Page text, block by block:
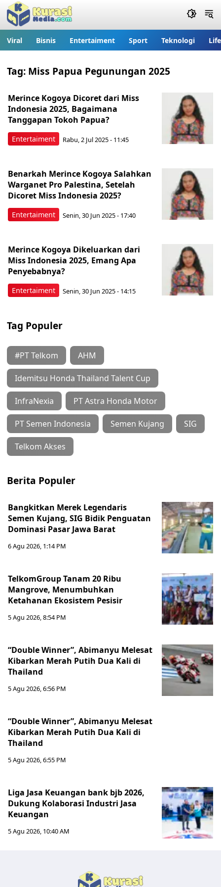
Viral Bisnis Entertaiment Sport Teknologi
Tag: Miss Papua Pegunungan 2025
Entertaiment
Merince Kogoya Dicoret dari Miss
Indonesia 2025, Bagaimana
Tanggapan Tokoh Papua?
Rabu, 2 Jul 2025 - 11:45
Entertaiment
Benarkah Merince Kogoya Salahkan
Warganet Pro Palestina, Setelah
Dicoret Miss Indonesia 2025?
Senin, 30 Jun 2025 - 17:40
Entertaiment
Merince Kogoya Dikeluarkan dari
Miss Indonesia 2025, Emang Apa
Penyebabnya?
Senin, 30 Jun 2025 - 14:15
Tag Populer
#PT Telkom AHM
Idemitsu Honda Thailand Talent Cup
InfraNexia PT Astra Honda Motor
PT Semen Indonesia Semen Kujang SIG
Telkom Akses
Berita Populer
Bangkitkan Merek Legendaris
Semen Kujang, SIG Bidik Penguatan
Dominasi Pasar Jawa Barat
6 Agu 2026, 1:14 PM
TelkomGroup Tanam 20 Ribu
Mangrove, Menumbuhkan
Ketahanan Ekosistem Pesisir
5 Agu 2026, 8:54 PM
“Double Winner”, Abimanyu Melesat
Kibarkan Merah Putih Dua Kali di
Thailand
5 Agu 2026, 6:56 PM
“Double Winner”, Abimanyu Melesat
Kibarkan Merah Putih Dua Kali di
Thailand
5 Agu 2026, 6:55 PM
Liga Jasa Keuangan bank bjb 2026,
Dukung Kolaborasi Industri Jasa
Keuangan
5 Agu 2026, 10:40 AM